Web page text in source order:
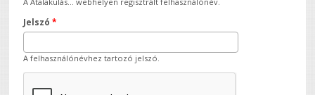
Jelszó*
A felhasználónévhez tartozó jelszó.